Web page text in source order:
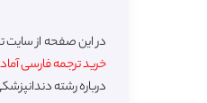
در این صفحه از
خرید ترجمه فارسی
درباره رشته